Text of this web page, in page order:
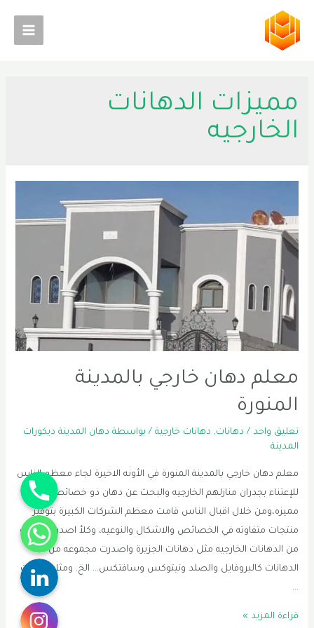
المحتوى
Main
مميزات الدهانات
الخارجيه
معلم دهان خارجي بالمدينة
المنورة
تعليق واحد / دهانات, دهانات خارجية / بواسطة دهان المدينة ديكورات
المدينة
معلم دهان خارجي بالمدينة المنورة في الأونه الاخيرة لجاء معظم الناس
للإعتناء بجدران منازلهم الخارجيه والبحث عن دهان ذو خصائص
مميزه،ومن خلال اقبال الناس قامت معظم الشركات الكبيرة بتوفير
منتجات متفاوته في الخصائص والاشكال والنوعيه، وكلأ اصدر مجموعه
من الدهانات الخارجيه مثل دهانات الجزيرة واصدرت مجموعه من
الدهانات كالبروفايل والصلد ونيتوكس وسافتكس… الخ. ومثل دهانات
…
معلم
قراءة المزيد »
Phone
WhatsApp
Linkedin
Instagram